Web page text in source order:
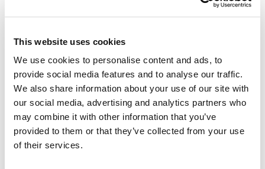
This website uses cookies
We use cookies to personalise content and ads, to
provide social media features and to analyse our traffic.
We also share information about your use of our site with
our social media, advertising and analytics partners who
may combine it with other information that you’ve
provided to them or that they’ve collected from your use
of their services.
reibungslose Abläufe, pünktliche Lieferung und eine
Messeauftritts.
Wir verbinden Kreativität mit Handwerkskunst und
Effizienz. Ob Sie zum ersten Mal auf einer Messe
ausstellen oder eine mehrstädtige Messekampagne
planen – mit unseren zuverlässigen Services sorgen
wir für einen wirkungsvollen Auftritt, der Ihr Publikum